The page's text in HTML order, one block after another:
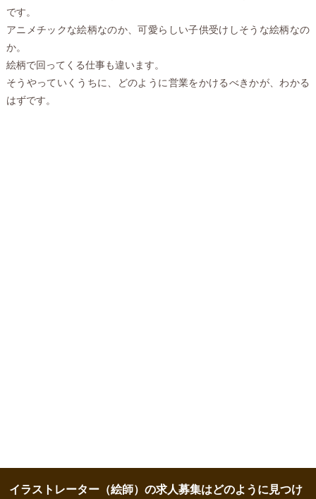
です。
アニメチックな絵柄なのか、可愛らしい子供受けしそうな絵柄なの
か。
絵柄で回ってくる仕事も違います。
そうやっていくうちに、どのように営業をかけるべきかが、わかる
はずです。
イラストレーター（絵師）の求人募集はどのように見つけ